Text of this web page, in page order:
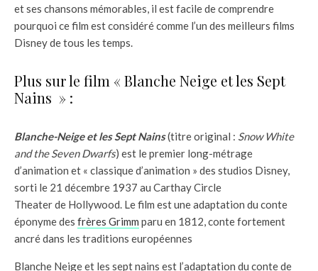
et ses chansons mémorables, il est facile de comprendre
pourquoi ce film est considéré comme l’un des meilleurs films
Disney de tous les temps.
Plus sur le film « Blanche Neige et les Sept
Nains » :
Blanche-Neige et les Sept Nains(titre original : Snow White
and the Seven Dwarfs) est le premier long-métrage
d’animation et « classique d’animation » des studios Disney,
sorti le 21 décembre 1937 au Carthay Circle
Theater de Hollywood. Le film est une adaptation du conte
éponyme des frères Grimm paru en 1812, conte fortement
ancré dans les traditions européennes
Blanche Neige et les sept nains est l’adaptation du conte de